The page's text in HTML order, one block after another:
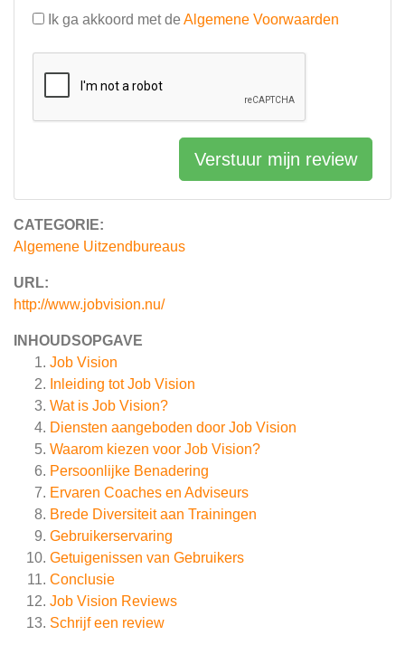
CATEGORIE:
Algemene Uitzendbureaus
URL:
http://www.jobvision.nu/
INHOUDSOPGAVE
Job Vision
Inleiding tot Job Vision
Wat is Job Vision?
Diensten aangeboden door Job Vision
Waarom kiezen voor Job Vision?
Persoonlijke Benadering
Ervaren Coaches en Adviseurs
Brede Diversiteit aan Trainingen
Gebruikerservaring
Getuigenissen van Gebruikers
Conclusie
Job Vision Reviews
Schrijf een review
Ik ga akkoord met de Algemene Voorwaarden
Verstuur mijn review